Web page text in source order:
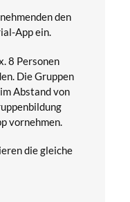
den
App ein.
8 Personen
Die Gruppen
Abstand von
vornehmen.
die gleiche